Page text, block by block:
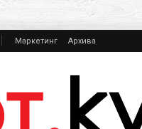
Маркетинг Архива